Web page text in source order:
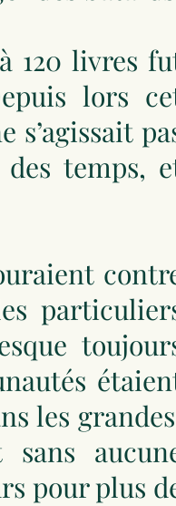
120 livres
lors
s’agissait
temps,
les
pour plus